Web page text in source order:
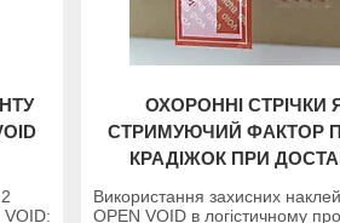
VOID:
ОХОРОННІ СТРІЧКИ
СТРИМУЮЧИЙ ФАКТОР
КРАДІЖОК ПРИ
Використання захисних
OPEN VOID в логістичному